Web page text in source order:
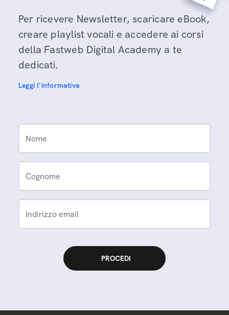
Per ricevere Newsletter, scaricare eBook,
creare playlist vocali e accedere ai corsi
della Fastweb Digital Academy a te
dedicati.
Leggi l'informativa
Nome
Cognome
Indirizzo email